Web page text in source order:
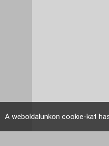
A weboldalunkon cookie-kat